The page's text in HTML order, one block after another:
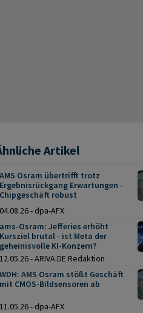
Artikel
AMS Osram übertrifft trotz
Ergebnisrückgang Erwartungen -
Chipgeschäft robust
04.08.26 - dpa-AFX
ams-Osram: Jefferies erhöht
Kursziel brutal - ist Meta der
geheinisvolle KI-Konzern?
12.05.26 - ARIVA.DE Redaktion
WDH: AMS Osram stößt Geschäft
mit CMOS-Bildsensoren ab
11.05.26 - dpa-AFX